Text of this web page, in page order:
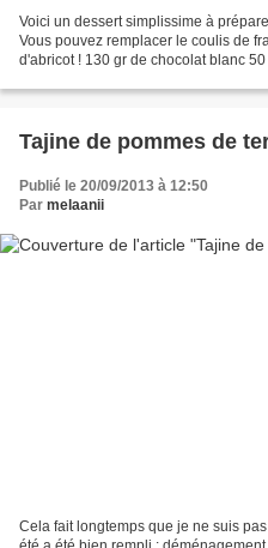
Voici un dessert simplissime à
Vous pouvez remplacer le coulis de
d'abricot ! 130 gr de chocolat blanc
Tajine de pommes de
Publié le 20/09/2013 à 12:50
Par melaanii
Cela fait longtemps que je ne suis